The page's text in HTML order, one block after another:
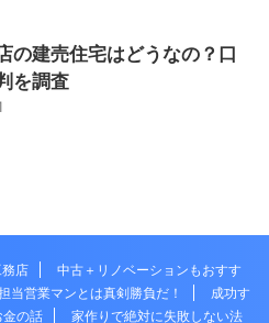
の建売住宅はどうなの？口
を調査
店
中古＋リノベーションもおすす
当営業マンとは真剣勝負だ！
成功す
金の話 家作りで絶対に失敗しない法